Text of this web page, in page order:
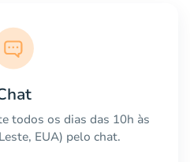
todos os dias das 10h às
EUA) pelo chat.